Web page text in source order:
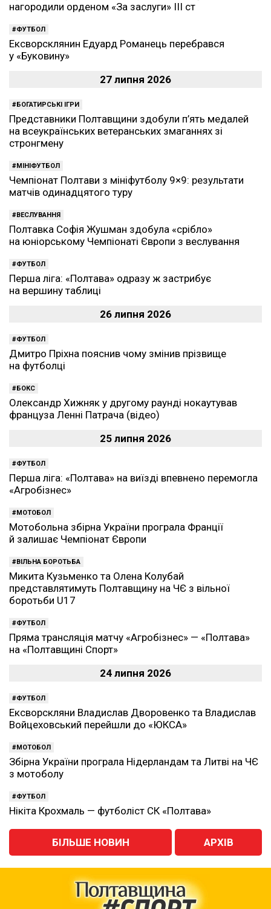
нагородили орденом «За заслуги» ІІІ ст
ФУТБОЛ
Ексворсклянин Едуард Романець перебрався
у «Буковину»
27 липня 2026
БОГАТИРСЬКІ ІГРИ
Представники Полтавщини здобули п’ять медалей
на всеукраїнських ветеранських змаганнях зі
стронгмену
МІНІФУТБОЛ
Чемпіонат Полтави з мініфутболу 9×9: результати
матчів одинадцятого туру
ВЕСЛУВАННЯ
Полтавка Софія Жушман здобула «срібло»
на юніорському Чемпіонаті Європи з веслування
ФУТБОЛ
Перша ліга: «Полтава» одразу ж застрибує
на вершину таблиці
26 липня 2026
ФУТБОЛ
Дмитро Пріхна пояснив чому змінив прізвище
на футболці
БОКС
Олександр Хижняк у другому раунді нокаутував
француза Ленні Патрача (відео)
25 липня 2026
ФУТБОЛ
Перша ліга: «Полтава» на виїзді впевнено перемогла
«Агробізнес»
МОТОБОЛ
Мотобольна збірна України програла Франції
й залишає Чемпіонат Європи
ВІЛЬНА БОРОТЬБА
Микита Кузьменко та Олена Колубай
представлятимуть Полтавщину на ЧЄ з вільної
боротьби U17
ФУТБОЛ
Пряма трансляція матчу «Агробізнес» — «Полтава»
на «Полтавщині Спорт»
24 липня 2026
ФУТБОЛ
Ексворскляни Владислав Дворовенко та Владислав
Войцеховський перейшли до «ЮКСА»
МОТОБОЛ
Збірна України програла Нідерландам та Литві на ЧЄ
з мотоболу
ФУТБОЛ
Нікіта Крохмаль — футболіст СК «Полтава»
БІЛЬШЕ НОВИН АРХІВ